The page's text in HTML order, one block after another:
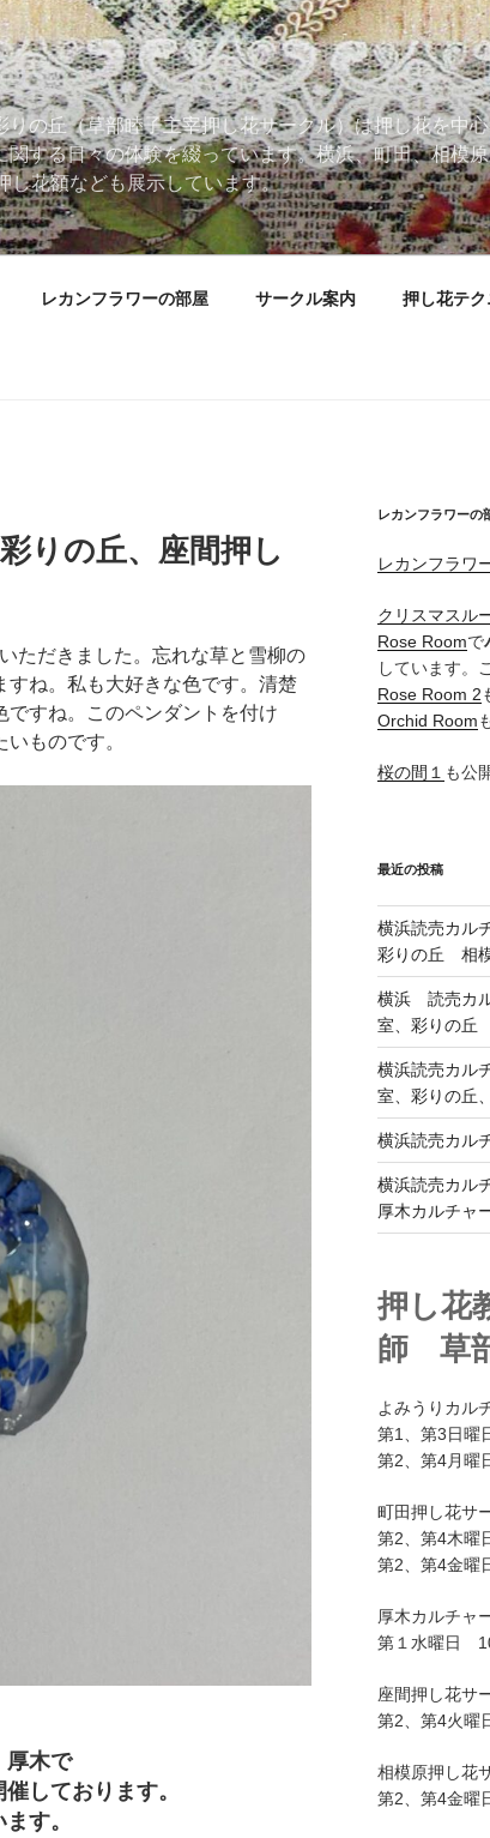
の丘（草部睦子主宰押し花サークル）は押し花を中
する日々の体験を綴っています。横浜、町田、相模
し花額なども展示しています。
レカンフラワーの部屋 サークル案内 押し花テク
りの丘、座間押し
ただきました。忘れな草と雪柳の
すね。私も大好きな色です。清楚
すね。このペンダントを付け
ものです。
厚木で
催しております。
す。
レカンフラワーの
レカンフラワ
クリスマスル
Rose Roomで
しています。
Rose Room 2
Orchid Room
桜の間１ も公
最近の投稿
横浜読売カル
彩りの丘 相
横浜 読売カ
室、彩りの丘
横浜読売カル
室、彩りの丘
横浜読売カル
横浜読売カル
厚木カルチャ
押し花
師 草
よみうりカル
第1、第3日
第2、第4月
町田押し花サ
第2、第4木
第2、第4金
厚木カルチャ
第１水曜日
座間押し花サ
第2、第4火
相模原押し花
第2、第4金